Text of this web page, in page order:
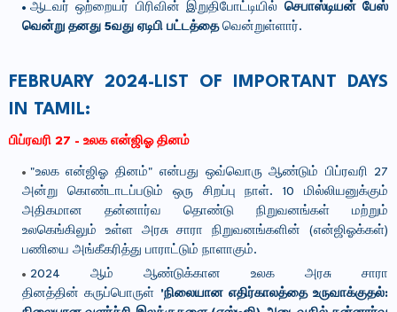
ஆடவர் ஒற்றையர் பிரிவின் இறுதிபோட்டியில் செபாஸ்டியன் பேஸ்
வென்று தனது 5வது ஏடிபி பட்டத்தைவென்றுள்ளார்.
FEBRUARY 2024-LIST OF IMPORTANT DAYS
IN TAMIL:
பிப்ரவரி 27 - உலக என்ஜிஓ தினம்
"உலக என்ஜிஓ தினம்" என்பது ஒவ்வொரு ஆண்டும் பிப்ரவரி 27
அன்று கொண்டாடப்படும் ஒரு சிறப்பு நாள். 10 மில்லியனுக்கும்
அதிகமான தன்னார்வ தொண்டு நிறுவனங்கள் மற்றும்
உலகெங்கிலும் உள்ள அரசு சாரா நிறுவனங்களின் (என்ஜிஓக்கள்)
பணியை அங்கீகரித்து பாராட்டும் நாளாகும்.
2024 ஆம் ஆண்டுக்கான உலக அரசு சாரா
தினத்தின் கருப்பொருள் 'நிலையான எதிர்காலத்தை உருவாக்குதல்: